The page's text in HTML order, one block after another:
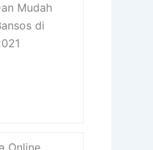
Mudah
di
Online